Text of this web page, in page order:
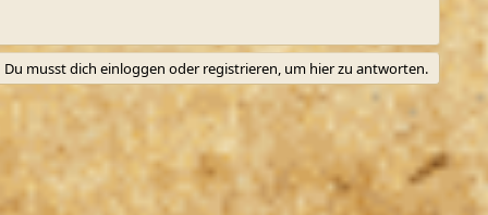
Du musst dich einloggen oder registrieren, um hier zu antworten.